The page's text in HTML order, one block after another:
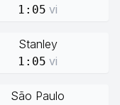
1:05 vi
Stanley
1:05 vi
São Paulo